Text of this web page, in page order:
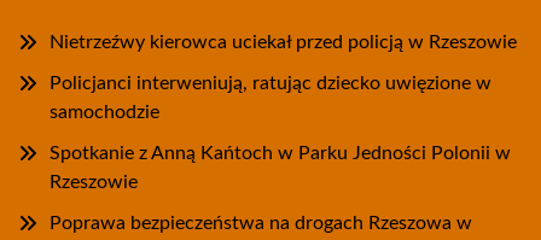
Nietrzeźwy kierowca uciekał przed policją w Rzeszowie
Policjanci interweniują, ratując dziecko uwięzione w
samochodzie
Spotkanie z Anną Kańtoch w Parku Jedności Polonii w
Rzeszowie
Poprawa bezpieczeństwa na drogach Rzeszowa w